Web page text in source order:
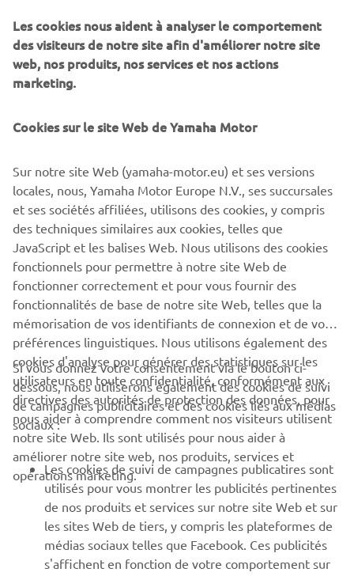
sont mondialement réputés pour leur stabilité, leur
sécurité et leur polyvalence à toute épreuve. Zodiac
s’adresse aux familles, aux plongeurs, aux aventuriers et
aux professionnels, et propose une très large gamme, des
au large. Ils incarnent la liberté, le plaisir et la fiabilité sur
SITE OFFICIEL ZODIAC
CORPORATE
PROS & B2B
PLUS YAMAHA
SUPPORT
Les cookies nous aident à analyser le comportement
des visiteurs de notre site afin d'améliorer notre site
web, nos produits, nos services et nos actions
marketing.
Cookies sur le site Web de Yamaha Motor
Sur notre site Web (yamaha-motor.eu) et ses versions
locales, nous, Yamaha Motor Europe N.V., ses succursales
et ses sociétés affiliées, utilisons des cookies, y compris
des techniques similaires aux cookies, telles que
JavaScript et les balises Web. Nous utilisons des cookies
fonctionnels pour permettre à notre site Web de
fonctionner correctement et pour vous fournir des
fonctionnalités de base de notre site Web, telles que la
mémorisation de vos identifiants de connexion et de vos
préférences linguistiques. Nous utilisons également des
cookies d'analyse pour générer des statistiques sur les
utilisateurs en toute confidentialité, conformément aux
directives des autorités de protection des données, pour
nous aider à comprendre comment nos visiteurs utilisent
notre site Web. Ils sont utilisés pour nous aider à
améliorer notre site web, nos produits, services et
opérations marketing.
Si vous donnez votre consentement via le bouton ci-
dessous, nous utiliserons également des cookies de suivi
de campagnes publicitaires et des cookies liés aux médias
sociaux :
Les cookies de suivi de campagnes publicatires sont
utilisés pour vous montrer les publicités pertinentes
de nos produits et services sur notre site Web et sur
les sites Web de tiers, y compris les plateformes de
médias sociaux telles que Facebook. Ces publicités
s'affichent en fonction de votre comportement sur